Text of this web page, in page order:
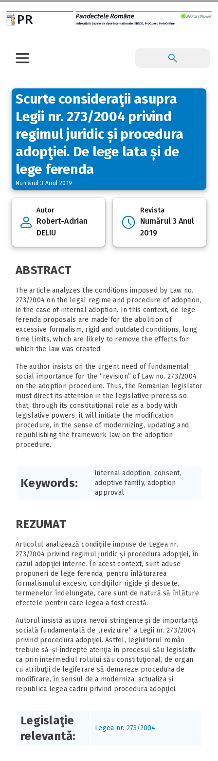
Scurte consideraţii asupra
Legii nr. 273/2004 privind
regimul juridic și procedura
adopţiei. De lege lata și de
lege ferenda
Numărul 3 Anul 2019
Autor
Robert-Adrian
DELIU
Revista
Numărul 3 Anul
2019
ABSTRACT
The article analyzes the conditions imposed by Law no.
273/2004 on the legal regime and procedure of adoption,
in the case of internal adoption. In this context, de lege
ferenda proposals are made for the abolition of
excessive formalism, rigid and outdated conditions, long
time limits, which are likely to remove the effects for
which the law was created.
The author insists on the urgent need of fundamental
social importance for the “revision” of Law no. 273/2004
on the adoption procedure. Thus, the Romanian legislator
must direct its attention in the legislative process so
that, through its constitutional role as a body with
legislative powers, it will initiate the modification
procedure, in the sense of modernizing, updating and
republishing the framework law on the adoption
procedure.
Keywords:
internal adoption, consent,
adoptive family, adoption
approval
REZUMAT
Articolul analizează condiţiile impuse de Legea nr.
273/2004 privind regimul juridic și procedura adopţiei, în
cazul adopţiei interne. În acest context, sunt aduse
propuneri de lege ferenda, pentru înlăturarea
formalismului excesiv, condiţiilor rigide și desuete,
termenelor îndelungate, care sunt de natură să înlăture
efectele pentru care legea a fost creată.
Autorul insistă asupra nevoii stringente și de importanţă
socială fundamentală de „revizuire” a Legii nr. 273/2004
privind procedura adopţiei. Astfel, legiuitorul român
trebuie să-și îndrepte atenţia în procesul său legislativ
ca prin intermediul rolului său constituţional, de organ
cu atribuţii de legiferare să demareze procedura de
modificare, în sensul de a moderniza, actualiza și
republica legea cadru privind procedura adopţiei.
Legislaţie
relevantă:
Legea nr. 273/2004